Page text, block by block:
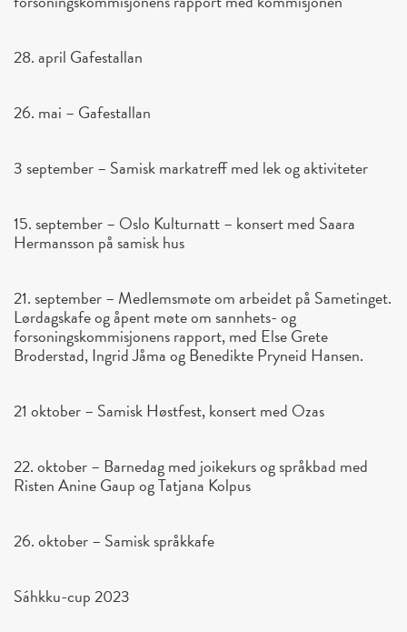
28. april Gafestallan
26. mai – Gafestallan
3 september – Samisk markatreff med lek og aktiviteter
15. september – Oslo Kulturnatt – konsert med Saara
Hermansson på samisk hus
21. september – Medlemsmøte om arbeidet på Sametinget.
Lørdagskafe og åpent møte om sannhets- og
forsoningskommisjonens rapport, med Else Grete
Broderstad, Ingrid Jåma og Benedikte Pryneid Hansen.
21 oktober – Samisk Høstfest, konsert med Ozas
22. oktober – Barnedag med joikekurs og språkbad med
Risten Anine Gaup og Tatjana Kolpus
26. oktober – Samisk språkkafe
Sáhkku-cup 2023